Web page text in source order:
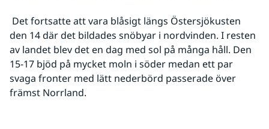
den 14 där det bildades snöbyar i nordvinden. I resten
av landet blev det en dag med sol på många håll. Den
15-17 bjöd på mycket moln i söder medan ett par
svaga fronter med lätt nederbörd passerade över
främst Norrland.